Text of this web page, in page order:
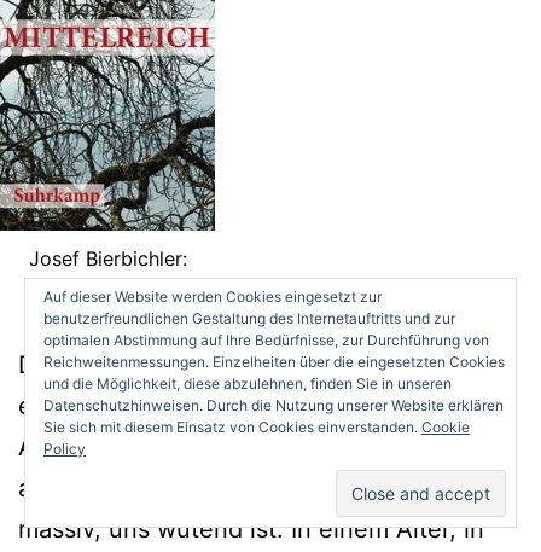
Josef Bierbichler:
Mittelreich
Der Josef Bierbichler hat auf der Bühne
eine unglaubliche Präsenz und Wucht.
Auch vor der Kamera merkt man ihm immer
an, dass in ihm eine Kraft sitzt, die rigoros,
massiv, uns wütend ist. In einem Alter, in
Auf dieser Website werden Cookies eingesetzt zur
benutzerfreundlichen Gestaltung des Internetauftritts und zur
optimalen Abstimmung auf Ihre Bedürfnisse, zur Durchführung von
Reichweitenmessungen. Einzelheiten über die eingesetzten Cookies
und die Möglichkeit, diese abzulehnen, finden Sie in unseren
Datenschutzhinweisen. Durch die Nutzung unserer Website erklären
Sie sich mit diesem Einsatz von Cookies einverstanden. Cookie
Policy